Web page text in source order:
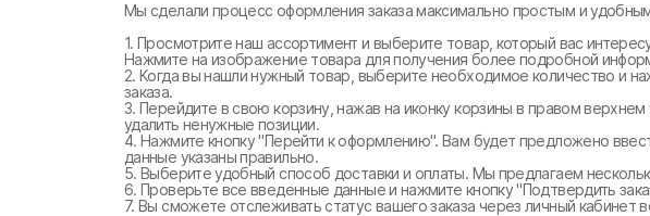
Мы сделали процесс оформления заказа максимально простым и
1. Просмотрите наш ассортимент и выберите товар, который вас
Нажмите на изображение товара для получения более подробной
2. Когда вы нашли нужный товар, выберите необходимое количество и
заказа.
3. Перейдите в свою корзину, нажав на иконку корзины в правом
удалить ненужные позиции.
4. Нажмите кнопку "Перейти к оформлению". Вам будет предложено
данные указаны правильно.
5. Выберите удобный способ доставки и оплаты. Мы предлагаем
6. Проверьте все введенные данные и нажмите кнопку "Подтвердить
7. Вы сможете отслеживать статус вашего заказа через личный